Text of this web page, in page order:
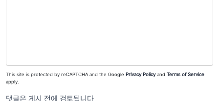
This site is protected by reCAPTCHA and the Google Privacy Policyand Terms of Service
apply.
댓글은 게시 전에 검토됩니다